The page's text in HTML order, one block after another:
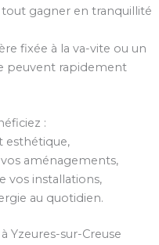
tout gagner en tranquillité
fixée à la va-vite ou un
peuvent rapidement
:
esthétique,
aménagements,
vos installations,
au quotidien.
Yzeures-sur-Creuse